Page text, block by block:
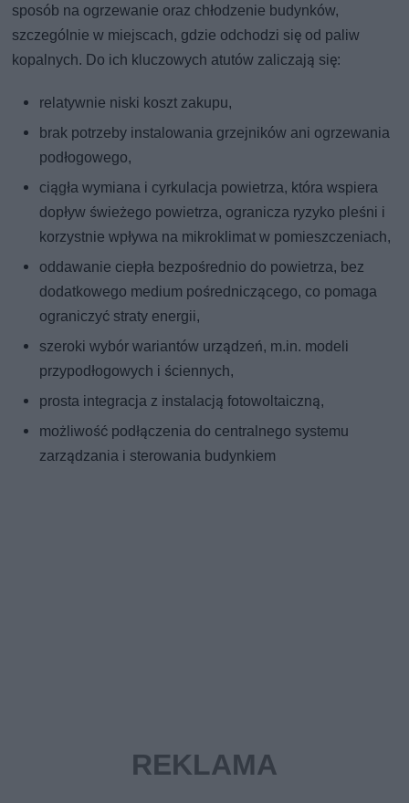
sposób na ogrzewanie oraz chłodzenie budynków,
szczególnie w miejscach, gdzie odchodzi się od paliw
kopalnych. Do ich kluczowych atutów zaliczają się:
relatywnie niski koszt zakupu,
brak potrzeby instalowania grzejników ani ogrzewania
podłogowego,
ciągła wymiana i cyrkulacja powietrza, która wspiera
dopływ świeżego powietrza, ogranicza ryzyko pleśni i
korzystnie wpływa na mikroklimat w pomieszczeniach,
oddawanie ciepła bezpośrednio do powietrza, bez
dodatkowego medium pośredniczącego, co pomaga
ograniczyć straty energii,
szeroki wybór wariantów urządzeń, m.in. modeli
przypodłogowych i ściennych,
prosta integracja z instalacją fotowoltaiczną,
możliwość podłączenia do centralnego systemu
zarządzania i sterowania budynkiem